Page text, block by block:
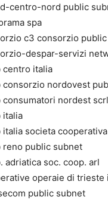
centro-nord public
spa
c3 consorzio
despar-servizi
centro italia
consorzio nordovest
consumatori nordest scrl
italia
italia societa cooperativa
reno public subnet
adriatica soc. coop. arl
operaie di
public subnet